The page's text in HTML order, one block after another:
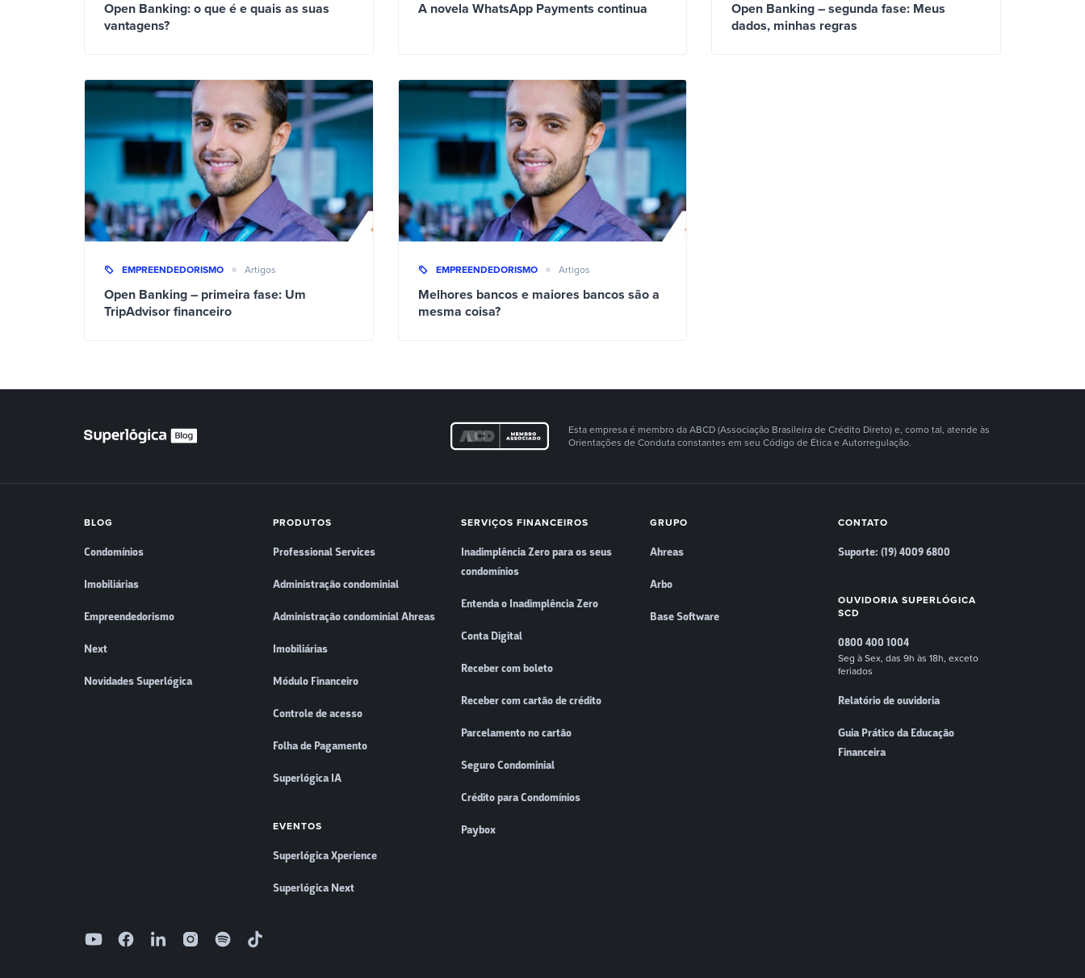
Open Banking: o que é e quais as suas
vantagens?
A novela WhatsApp Payments continua
Open Banking – segunda fase: Meus
dados, minhas regras
EMPREENDEDORISMO Artigos
Open Banking – primeira fase: Um
TripAdvisor financeiro
EMPREENDEDORISMO Artigos
Melhores bancos e maiores bancos são a
mesma coisa?
Esta empresa é membro da ABCD (Associação Brasileira de Crédito Direto) e, como tal, atende às
Orientações de Conduta constantes em seu Código de Ética e Autorregulação.
BLOG
Condomínios
Imobiliárias
Empreendedorismo
Next
Novidades Superlógica
PRODUTOS
Professional Services
Administração condominial
Administração condominial Ahreas
Imobiliárias
Módulo Financeiro
Controle de acesso
Folha de Pagamento
Superlógica IA
EVENTOS
Superlógica Xperience
Superlógica Next
SERVIÇOS FINANCEIROS
Inadimplência Zero para os seus
condomínios
Entenda o Inadimplência Zero
Conta Digital
Receber com boleto
Receber com cartão de crédito
Parcelamento no cartão
Seguro Condominial
Crédito para Condomínios
Paybox
GRUPO
Ahreas
Arbo
Base Software
CONTATO
Suporte: (19) 4009 6800
OUVIDORIA SUPERLÓGICA
SCD
0800 400 1004
Seg à Sex, das 9h às 18h, exceto
feriados
Relatório de ouvidoria
Guia Prático da Educação
Financeira